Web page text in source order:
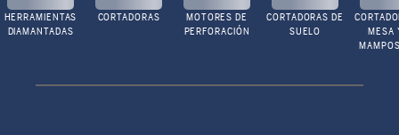
HERRAMIENTAS
DIAMANTADAS
CORTADORAS
MOTORES DE
PERFORACIÓN
CORTADORAS DE
SUELO
MESA